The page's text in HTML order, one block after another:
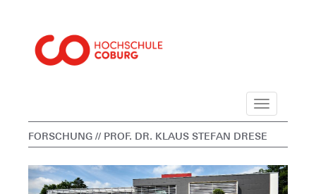
Navigation
FORSCHUNG // PROF. DR. KLAUS STEFAN DRESE